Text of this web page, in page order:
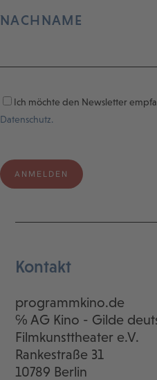
NACHNAME
Ich möchte den Newsletter
Datenschutz.
Kontakt
programmkino.de
℅ AG Kino - Gilde
Filmkunsttheater e.V.
Rankestraße 31
10789 Berlin